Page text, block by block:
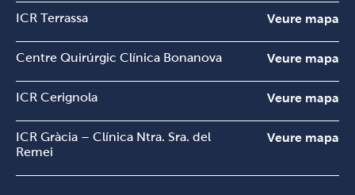
ICR Terrassa Veure mapa
Centre Quirúrgic Clínica Bonanova Veure mapa
ICR Cerignola Veure mapa
ICR Gràcia – Clínica Ntra. Sra. del
Remei
Veure mapa